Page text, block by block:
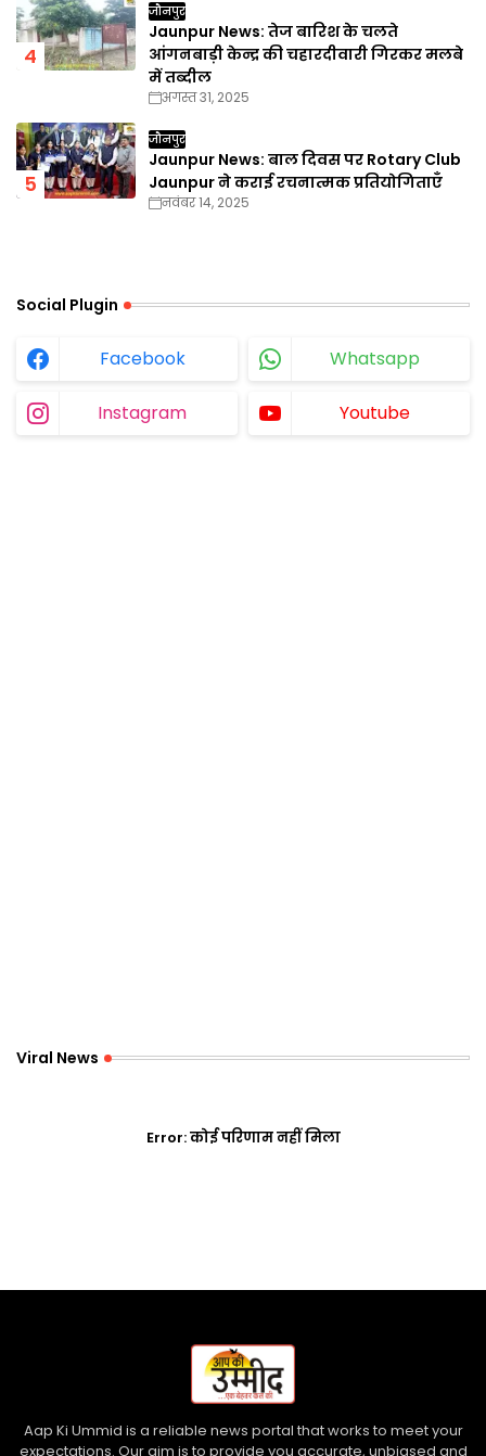
जौनपुर
Jaunpur News: तेज बारिश के चलते
आंगनबाड़ी केन्द्र की चहारदीवारी गिरकर मलबे
में तब्दील
अगस्त 31, 2025
जौनपुर
Jaunpur News: बाल दिवस पर Rotary Club
Jaunpur ने कराई रचनात्मक प्रतियोगिताएँ
नवंबर 14, 2025
Social Plugin
Facebook Whatsapp
Instagram Youtube
Viral News
Error:कोई परिणाम नहीं मिला
Aap Ki Ummid is a reliable news portal that works to meet your
expectations. Our aim is to provide you accurate, unbiased and